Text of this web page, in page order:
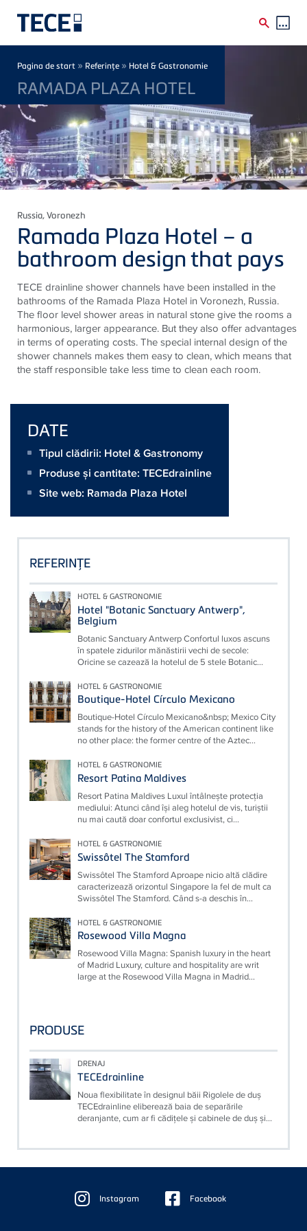
Breadcrumb
Pagina de start » Referinţe » Hotel & Gastronomie
RAMADA PLAZA HOTEL
Russia, Voronezh
Ramada Plaza Hotel – a
bathroom design that pays
TECE drainline shower channels have been installed in the
bathrooms of the Ramada Plaza Hotel in Voronezh, Russia.
The floor level shower areas in natural stone give the rooms a
harmonious, larger appearance. But they also offer advantages
in terms of operating costs. The special internal design of the
shower channels makes them easy to clean, which means that
the staff responsible take less time to clean each room.
DATE
Tipul clădirii: Hotel & Gastronomy
Produse și cantitate: TECEdrainline
Site web: Ramada Plaza Hotel
REFERINŢE
HOTEL & GASTRONOMIE
Hotel "Botanic Sanctuary Antwerp",
Belgium
Botanic Sanctuary Antwerp Confortul luxos ascuns
în spatele zidurilor mănăstirii vechi de secole:
Oricine se cazează la hotelul de 5 stele Botanic...
HOTEL & GASTRONOMIE
Boutique-Hotel Círculo Mexicano
Boutique-Hotel Círculo Mexicano&nbsp; Mexico City
stands for the history of the American continent like
no other place: the former centre of the Aztec...
HOTEL & GASTRONOMIE
Resort Patina Maldives
Resort Patina Maldives Luxul întâlnește protecția
mediului: Atunci când își aleg hotelul de vis, turiștii
nu mai caută doar confortul exclusivist, ci...
HOTEL & GASTRONOMIE
Swissôtel The Stamford
Swissôtel The Stamford Aproape nicio altă clădire
caracterizează orizontul Singapore la fel de mult ca
Swissôtel The Stamford. Când s-a deschis în...
HOTEL & GASTRONOMIE
Rosewood Villa Magna
Rosewood Villa Magna: Spanish luxury in the heart
of Madrid Luxury, culture and hospitality are writ
large at the Rosewood Villa Magna in Madrid...
PRODUSE
DRENAJ
TECEdrainline
Noua flexibilitate în designul băii Rigolele de duş
TECEdrainline eliberează baia de separările
deranjante, cum ar fi cădiţele şi cabinele de duş şi...
Instagram Facebook